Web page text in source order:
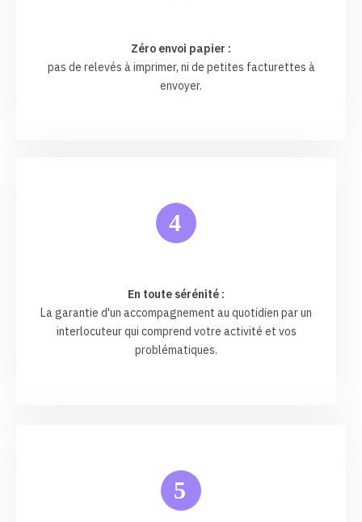
Zéro envoi papier :
pas de relevés à imprimer, ni de petites facturettes à
envoyer.
4
En toute sérénité :
La garantie d'un accompagnement au quotidien par un
interlocuteur qui comprend votre activité et vos
problématiques.
5